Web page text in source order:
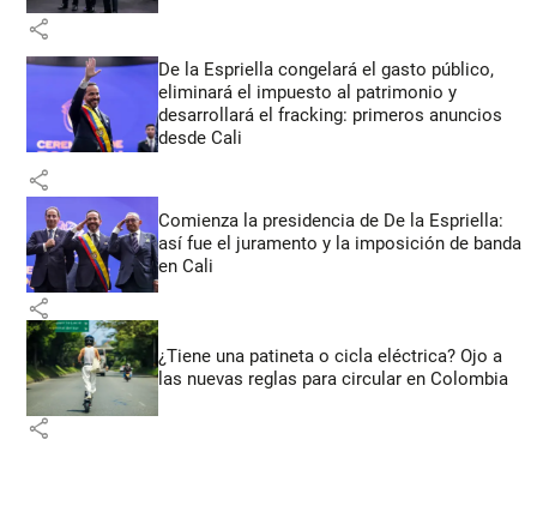
share
De la Espriella congelará el gasto público,
eliminará el impuesto al patrimonio y
desarrollará el fracking: primeros anuncios
desde Cali
share
Comienza la presidencia de De la Espriella:
así fue el juramento y la imposición de banda
en Cali
share
¿Tiene una patineta o cicla eléctrica? Ojo a
las nuevas reglas para circular en Colombia
share